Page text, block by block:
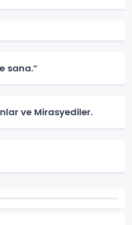
sana.”
ve Mirasyediler.